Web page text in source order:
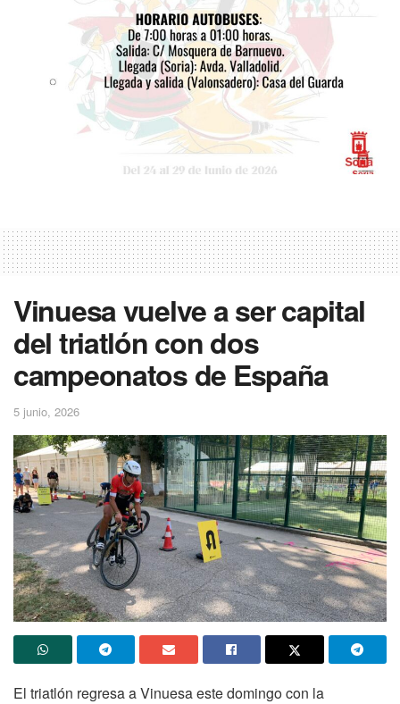
Vinuesa vuelve a ser capital
del triatlón con dos
campeonatos de España
5 junio, 2026
El triatlón regresa a Vinuesa este domingo con la